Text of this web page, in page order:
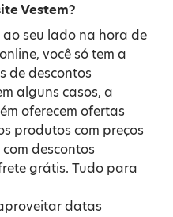
Vestem?
ao seu lado na hora de
você só tem a
de descontos
alguns casos, a
oferecem ofertas
produtos com preços
descontos
grátis. Tudo para
datas